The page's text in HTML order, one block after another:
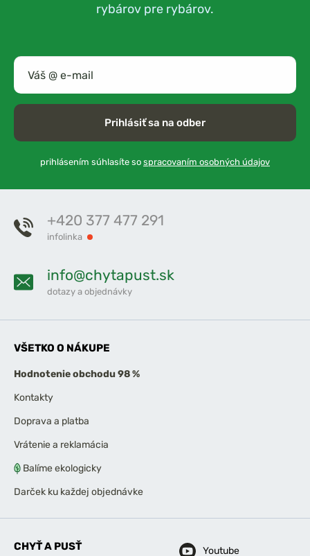
rybárov pre rybárov.
Prihlásiť sa na odber
prihlásením súhlasíte so spracovaním osobných údajov
+420 377 477 291
infolinka
info@chytapust.sk
dotazy a objednávky
VŠETKO O NÁKUPE
Hodnotenie obchodu 98 %
Kontakty
Doprava a platba
Vrátenie a reklamácia
Balíme ekologicky
Darček ku každej objednávke
CHYŤ A PUSŤ
Youtube